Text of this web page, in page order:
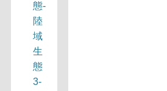
態-
陸
域
生
態
3-